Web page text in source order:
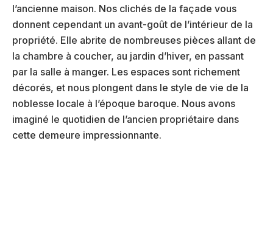
l’ancienne maison. Nos clichés de la façade vous
donnent cependant un avant-goût de l’intérieur de la
propriété. Elle abrite de nombreuses pièces allant de
la chambre à coucher, au jardin d’hiver, en passant
par la salle à manger. Les espaces sont richement
décorés, et nous plongent dans le style de vie de la
noblesse locale à l’époque baroque. Nous avons
imaginé le quotidien de l’ancien propriétaire dans
cette demeure impressionnante.